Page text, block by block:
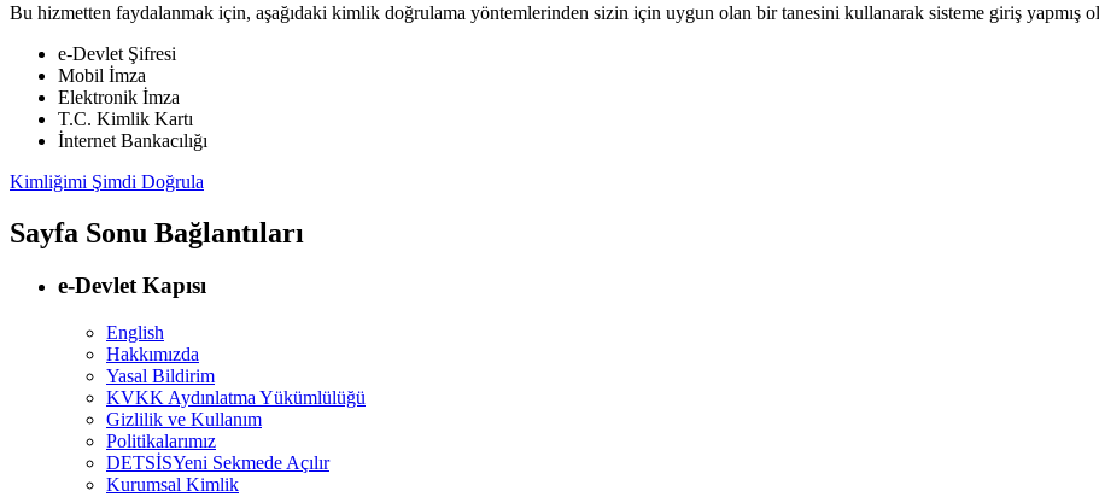
Bu hizmetten faydalanmak için, aşağıdaki kimlik doğrulama yöntemlerinden sizin için uygun olan bir tanesini kullanarak sisteme giriş yapmış
e-Devlet Şifresi
Mobil İmza
Elektronik İmza
T.C. Kimlik Kartı
İnternet Bankacılığı
Kimliğimi Şimdi Doğrula
Sayfa Sonu Bağlantıları
e-Devlet Kapısı
English
Hakkımızda
Yasal Bildirim
KVKK Aydınlatma Yükümlülüğü
Gizlilik ve Kullanım
Politikalarımız
DETSİSYeni Sekmede Açılır
Kurumsal Kimlik